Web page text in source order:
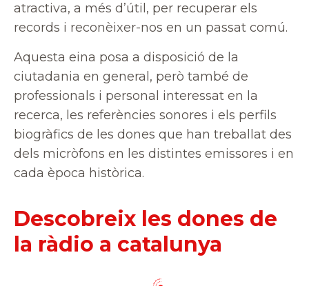
atractiva, a més d’útil, per recuperar els
records i reconèixer-nos en un passat comú.
Aquesta eina posa a disposició de la
ciutadania en general, però també de
professionals i personal interessat en la
recerca, les referències sonores i els perfils
biogràfics de les dones que han treballat des
dels micròfons en les distintes emissores i en
cada època històrica.
Descobreix les dones de
la ràdio a catalunya